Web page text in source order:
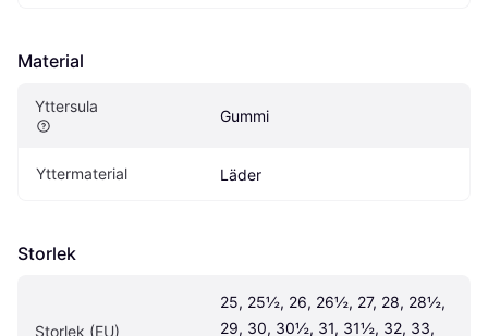
Material
Yttersula
Gummi
Yttermaterial Läder
Storlek
Storlek (EU)
25, 25½, 26, 26½, 27, 28, 28½,
29, 30, 30½, 31, 31½, 32, 33,